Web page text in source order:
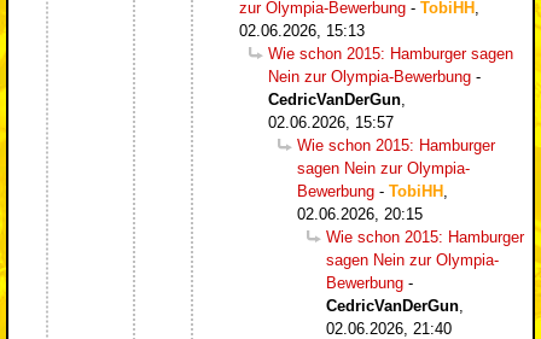
zur Olympia-Bewerbung - TobiHH
02.06.2026, 15:13
Wie schon 2015: Hamburger sagen
Nein zur Olympia-Bewerbung -
CedricVanDerGun
02.06.2026, 15:57
Wie schon 2015: Hamburger
sagen Nein zur Olympia-
Bewerbung - TobiHH
02.06.2026, 20:15
Wie schon 2015: Hamburger
sagen Nein zur Olympia-
Bewerbung -
CedricVanDerGun
02.06.2026, 21:40